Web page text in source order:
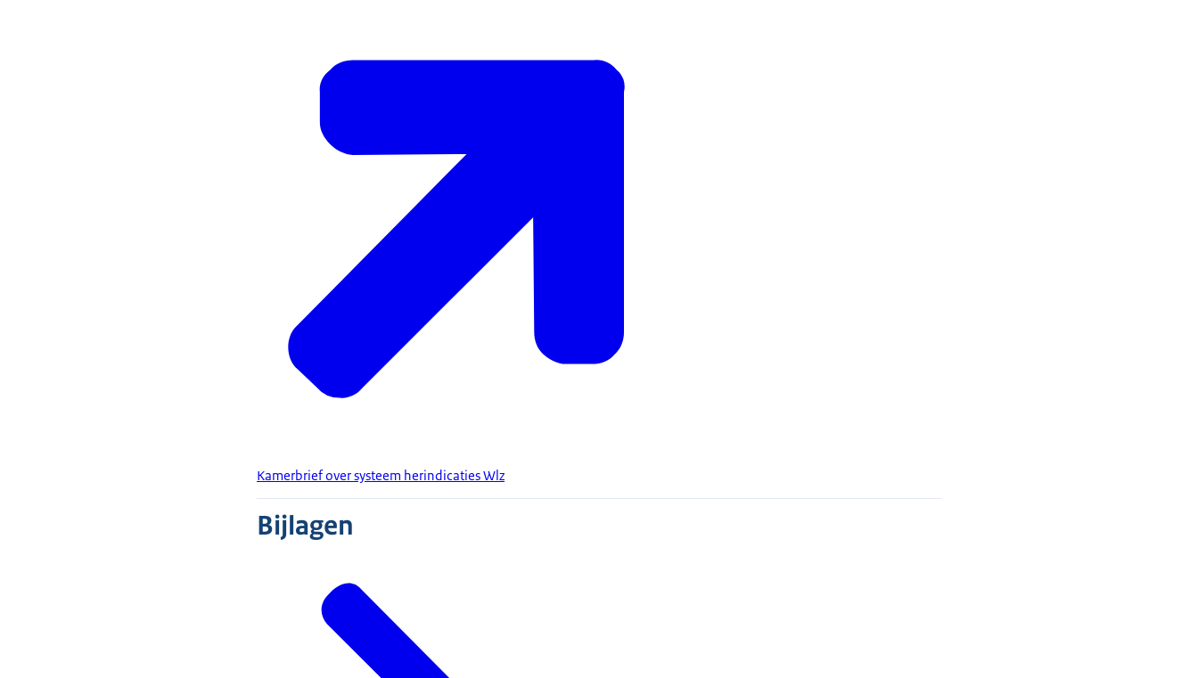
Kamerbrief over systeem herindicaties Wlz
Bijlagen